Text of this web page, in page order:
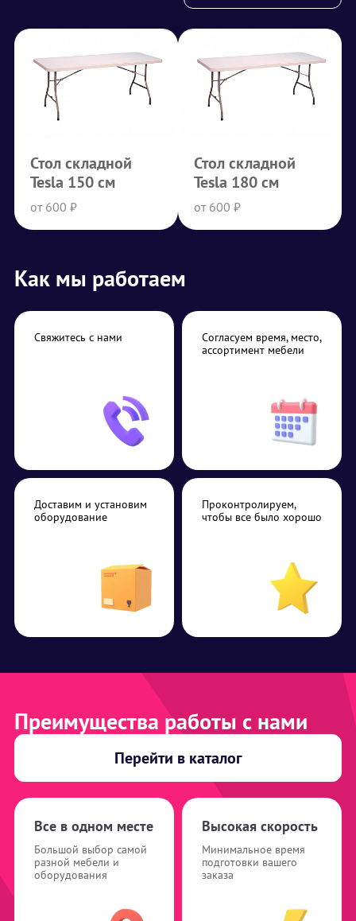
Стол складной
Tesla 150 см
от 600 ₽
Стол складной
Tesla 180 см
от 600 ₽
Как мы работаем
Свяжитесь с нами
Согласуем время, место,
ассортимент мебели
Доставим и установим
оборудование
Проконтролируем,
чтобы все было хорошо
Преимущества работы с нами
Перейти в каталог
Все в одном месте
Большой выбор самой
разной мебели и
оборудования
Высокая скорость
Минимальное время
подготовки вашего
заказа